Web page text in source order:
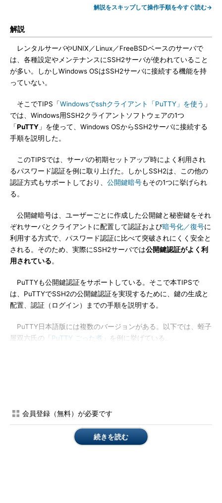
解説をスキップして操作手順を今すぐ読む→
解説
レンタルサーバやUNIX／Linux／FreeBSDベースのサーバで
は、各種設定やメンテナンスにSSH2サーバが使われていること
が多い。しかしWindows OSはSSH2サーバに接続する機能を持
っていない。
そこでTIPS「Windowsでsshクライアント「PuTTY」を使う 」
では、Windows用SSH2クライアントソフトウェアの1つ
「PuTTY 」を使って、Windows OSからSSH2サーバに接続する
手順を説明した。
このTIPSでは、サーバの初期セットアップ時によく利用され
るパスワード認証を例に取り上げた。しかしSSH2は、この他の
認証方式もサポートしており、 公開鍵暗号もその1つに挙げられ
る。
公開鍵暗号は、ユーザーごとに作成した公開鍵と秘密鍵をそれ
ぞれサーバとクライアントに配置して認証および暗号化／復号に
利用する方式で、パスワード認証に比べて突破されにくく安全と
される。そのため、実際にSSH2サーバでは公開鍵認証がよく利
用されている。
PuTTYも公開鍵認証をサポートしている。そこで本TIPSで
は、PuTTYでSSH2の公開鍵認証を実現するために、鍵の生成と
配置、認証（ログイン）までの手順を説明する。
PuTTY日本語版には複数のバージョンがある。以下では、蛭子
屋双六氏の「 PuTTY ごった煮 」を例に挙げている。
また、PuTTYは既にインストールしてあるものとする。インス
トール手順や最初のセットアップについては、別のバージョンで
Windowsでsshクライアント「PuTTY」を使
会員登録（無料）が必要です
続きを読む